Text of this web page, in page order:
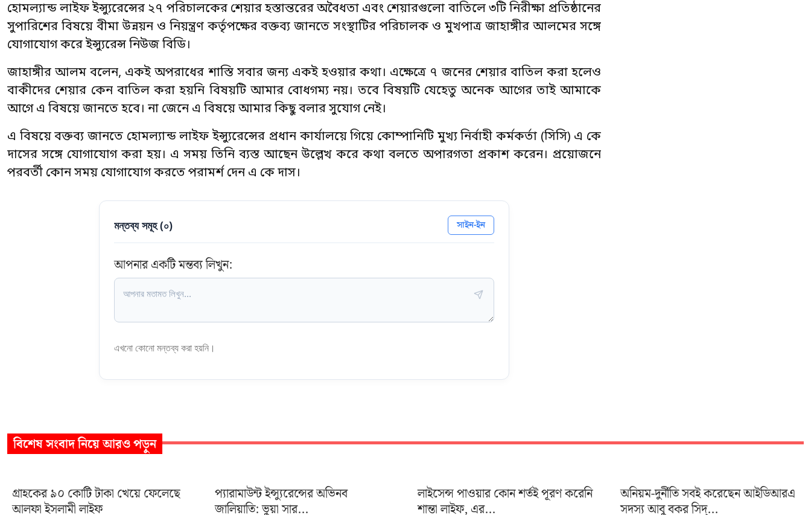
হোমল্যান্ড লাইফ ইন্স্যুরেন্সের ২৭ পরিচালকের শেয়ার হস্তান্তরের অবৈধতা এবং শেয়ারগুলো বাতিলে ৩টি নিরীক্ষা প্রতিষ্ঠানের
সুপারিশের বিষয়ে বীমা উন্নয়ন ও নিয়ন্ত্রণ কর্তৃপক্ষের বক্তব্য জানতে সংস্থাটির পরিচালক ও মুখপাত্র জাহাঙ্গীর আলমের সঙ্গে
যোগাযোগ করে ইন্স্যুরেন্স নিউজ বিডি।
জাহাঙ্গীর আলম বলেন, একই অপরাধের শাস্তি সবার জন্য একই হওয়ার কথা। এক্ষেত্রে ৭ জনের শেয়ার বাতিল করা হলেও
বাকীদের শেয়ার কেন বাতিল করা হয়নি বিষয়টি আমার বোধগম্য নয়। তবে বিষয়টি যেহেতু অনেক আগের তাই আমাকে
আগে এ বিষয়ে জানতে হবে। না জেনে এ বিষয়ে আমার কিছু বলার সুযোগ নেই।
এ বিষয়ে বক্তব্য জানতে হোমল্যান্ড লাইফ ইন্স্যুরেন্সের প্রধান কার্যালয়ে গিয়ে কোম্পানিটি মুখ্য নির্বাহী কর্মকর্তা (সিসি) এ কে
দাসের সঙ্গে যোগাযোগ করা হয়। এ সময় তিনি ব্যস্ত আছেন উল্লেখ করে কথা বলতে অপারগতা প্রকাশ করেন। প্রয়োজনে
পরবর্তী কোন সময় যোগাযোগ করতে পরামর্শ দেন এ কে দাস।
মন্তব্য সমূহ (০) সাইন-ইন
আপনার একটি মন্তব্য লিখুন:
এখনো কোনো মন্তব্য করা হয়নি।
বিশেষ সংবাদনিয়ে আরও পড়ুন
গ্রাহকের ৯০ কোটি টাকা খেয়ে ফেলেছে
আলফা ইসলামী লাইফ
প্যারামাউন্ট ইন্স্যুরেন্সের অভিনব
জালিয়াতি: ভুয়া সার...
লাইসেন্স পাওয়ার কোন শর্তই পূরণ করেনি
শান্তা লাইফ, এর...
অনিয়ম-দুর্নীতি সবই করেছেন আইডিআরএ
সদস্য আবু বকর সিদ্...